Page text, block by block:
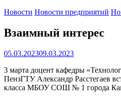
Новости Новости предприятий
Взаимный интерес
05.03.202309.03.2023
3 марта доцент кафедры
ПензГТУ Александр Расстегаев
класса МБОУ СОШ № 1 города